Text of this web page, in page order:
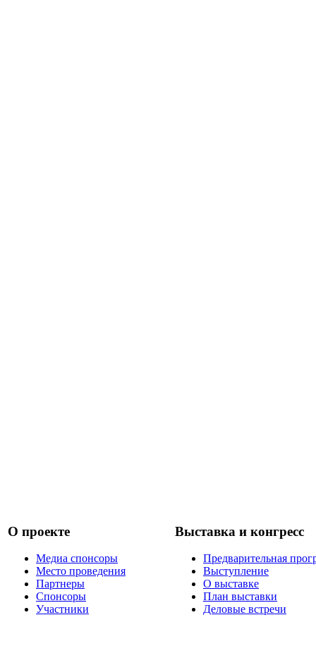
О проекте
Медиа спонсоры
Место проведения
Партнеры
Спонсоры
Участники
Выставка и конгресс
Предварительная
Выступление
О выставке
План выставки
Деловые встречи